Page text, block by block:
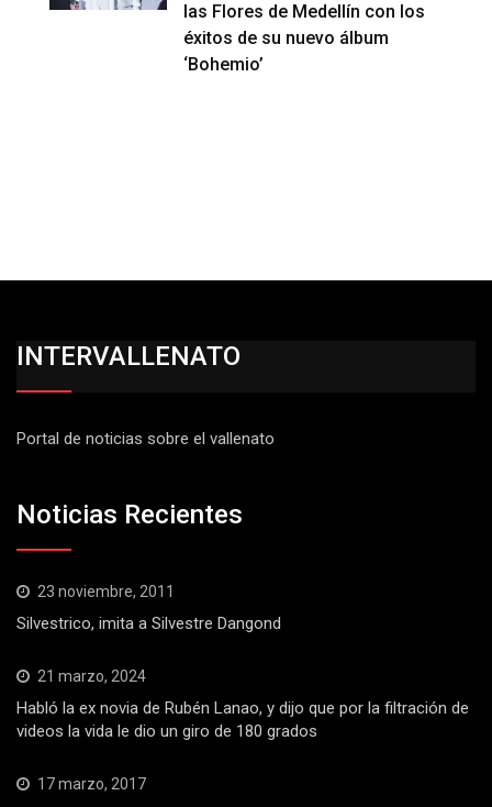
las Flores de Medellín con los
éxitos de su nuevo álbum
‘Bohemio’
INTERVALLENATO
Portal de noticias sobre el vallenato
Noticias Recientes
23 noviembre, 2011
Silvestrico, imita a Silvestre Dangond
21 marzo, 2024
Habló la ex novia de Rubén Lanao, y dijo que por la filtración de
videos la vida le dio un giro de 180 grados
17 marzo, 2017